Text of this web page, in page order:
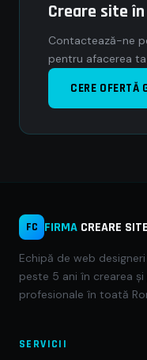
Creare site
Contactează-ne
pentru afacerea
CERE OFERTĂ
FC FIRMA CREARE SITE
Echipă de web
peste 5 ani în crearea
profesionale în toată
SERVICII